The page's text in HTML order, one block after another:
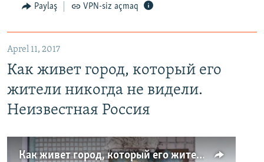
Paylaş VPN-siz açmaq
Aprel 11, 2017
Как живет город, который его
жители никогда не видели.
Неизвестная Россия
Как живет город, который его жители никогда не видели. Неизвестная Россия